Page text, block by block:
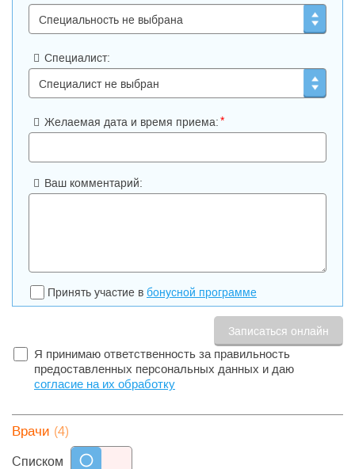
Специалист:
Желаемая дата и время приема:*
Ваш комментарий:
Принять участие в бонусной программе
Я принимаю ответственность за правильность
предоставленных персональных данных и даю
согласие на их обработку
Врачи (4)
Списком